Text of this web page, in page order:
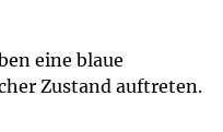
eine blaue
Zustand auftreten.